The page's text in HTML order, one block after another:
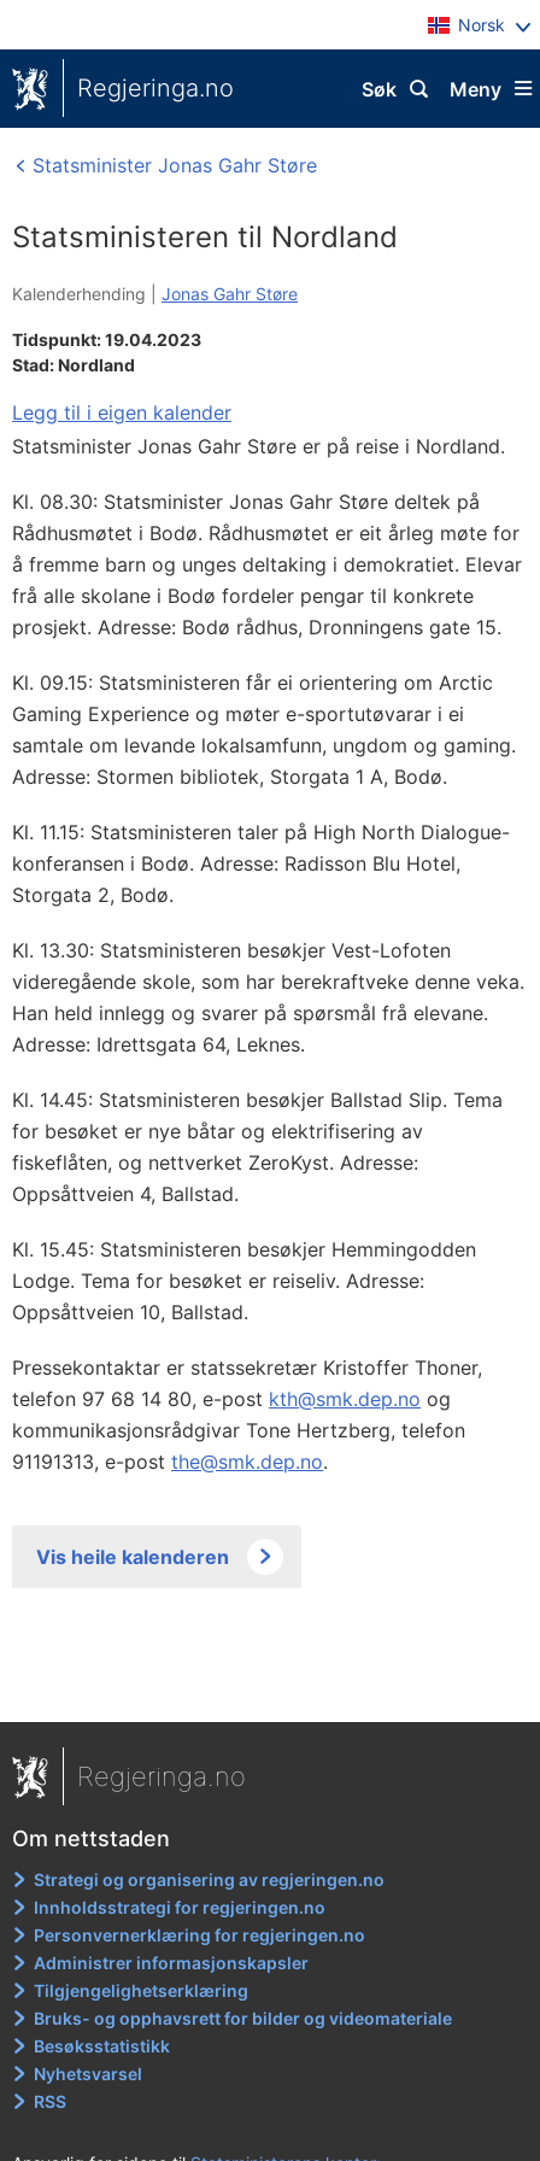
Norsk
Regjeringa.no Meny
Søk
Statsminister Jonas Gahr Støre
Statsministeren til Nordland
Kalenderhending | Jonas Gahr Støre
Tidspunkt: 19.04.2023
Stad:Nordland
Legg til i eigen kalender
Statsminister Jonas Gahr Støre er på reise i Nordland.
Kl. 08.30: Statsminister Jonas Gahr Støre deltek på
Rådhusmøtet i Bodø. Rådhusmøtet er eit årleg møte for
å fremme barn og unges deltaking i demokratiet. Elevar
frå alle skolane i Bodø fordeler pengar til konkrete
prosjekt. Adresse: Bodø rådhus, Dronningens gate 15.
Kl. 09.15: Statsministeren får ei orientering om Arctic
Gaming Experience og møter e-sportutøvarar i ei
samtale om levande lokalsamfunn, ungdom og gaming.
Adresse: Stormen bibliotek, Storgata 1 A, Bodø.
Kl. 11.15: Statsministeren taler på High North Dialogue-
konferansen i Bodø. Adresse: Radisson Blu Hotel,
Storgata 2, Bodø.
Kl. 13.30: Statsministeren besøkjer Vest-Lofoten
videregående skole, som har berekraftveke denne veka.
Han held innlegg og svarer på spørsmål frå elevane.
Adresse: Idrettsgata 64, Leknes.
Kl. 14.45: Statsministeren besøkjer Ballstad Slip. Tema
for besøket er nye båtar og elektrifisering av
fiskeflåten, og nettverket ZeroKyst. Adresse:
Oppsåttveien 4, Ballstad.
Kl. 15.45: Statsministeren besøkjer Hemmingodden
Lodge. Tema for besøket er reiseliv. Adresse:
Oppsåttveien 10, Ballstad.
Pressekontaktar er statssekretær Kristoffer Thoner,
telefon 97 68 14 80, e-post kth@smk.dep.no og
kommunikasjonsrådgivar Tone Hertzberg, telefon
91191313, e-post the@smk.dep.no.
Vis heile kalenderen
Regjeringa.no
Om nettstaden
Strategi og organisering av regjeringen.no
Innholdsstrategi for regjeringen.no
Personvernerklæring for regjeringen.no
Administrer informasjonskapsler
Tilgjengelighetserklæring
Bruks- og opphavsrett for bilder og videomateriale
Besøksstatistikk
Nyhetsvarsel
RSS